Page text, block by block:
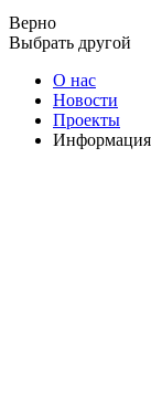
Верно
Выбрать другой
О нас
Новости
Проекты
Информация